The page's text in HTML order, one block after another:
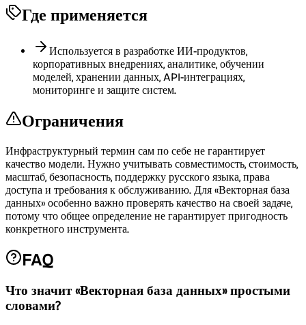
Где применяется
Используется в разработке ИИ-продуктов,
корпоративных внедрениях, аналитике, обучении
моделей, хранении данных, API-интеграциях,
мониторинге и защите систем.
Ограничения
Инфраструктурный термин сам по себе не гарантирует
качество модели. Нужно учитывать совместимость, стоимость,
масштаб, безопасность, поддержку русского языка, права
доступа и требования к обслуживанию. Для «Векторная база
данных» особенно важно проверять качество на своей задаче,
потому что общее определение не гарантирует пригодность
конкретного инструмента.
FAQ
Что значит «Векторная база данных» простыми
словами?